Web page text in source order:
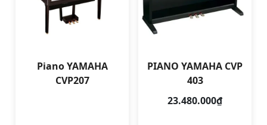
Piano YAMAHA
CVP207
PIANO YAMAHA CVP
403
23.480.000₫